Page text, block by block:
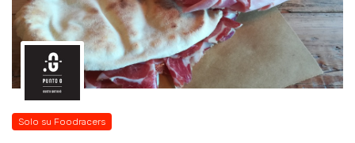
Solo su Foodracers